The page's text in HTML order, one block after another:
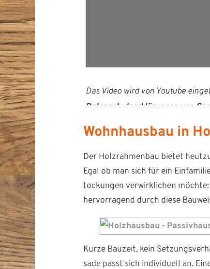
Das Video wird von Youtube
Daten­schutzerk­lärun­gen von
Wohnhausbau in
Der Holzrah­men­bau bietet
Egal ob man sich für ein
tock­un­gen ver­wirk­lichen
her­vor­ra­gend durch diese
Kurze Bauzeit, kein
sade passt sich indi­vidu­ell an.